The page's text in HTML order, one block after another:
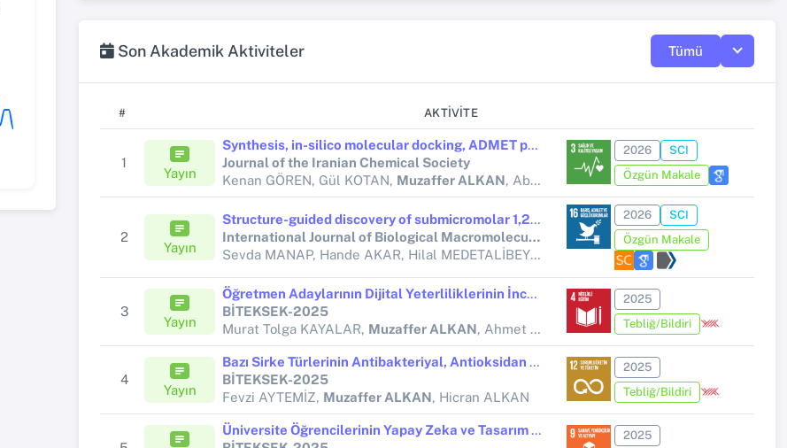
Son Akademik Aktiviteler Tümü
# AKTIVITE
1
Yayın
Synthesis, in-silico molecular docking, ADMET profiling and DFT-based characterization of 3-phenyl-4-(2-acetoxy-3-methoxybenzylideneamino)-4,5-dihydro-1H-1 ...
Journal of the Iranian Chemical Society
Kenan GÖREN, Gül KOTAN, Muzaffer ALKAN, Abdurrahman GÜRBÜZ, Sevda MANAP, Haydar YÜKSEK
2026
SCI
Özgün Makale
2
Yayın
Structure-guided discovery of submicromolar 1,2,4-triazole–Schiff-base inhibitors of glutathione reductase
International Journal of Biological Macromolecules
Sevda MANAP, Hande AKAR, Hilal MEDETALİBEYOĞLU, Abdurrahman ATALAY, Zehra CAN, Yakup KARA, Muzaffer ALKAN,
2026
SCI
Özgün Makale
3
Yayın
Öğretmen Adaylarının Dijital Yeterliliklerinin İncelenmesi
BİTEKSEK-2025
Murat Tolga KAYALAR, Muzaffer ALKAN, Ahmet Hamdi ALKAN
2025
Tebliğ/Bildiri
4
Yayın
Bazı Sirke Türlerinin Antibakteriyal, Antioksidan ve Asitlik Değerlerinin İncelenmesi
BİTEKSEK-2025
Fevzi AYTEMİZ, Muzaffer ALKAN, Hicran ALKAN
2025
Tebliğ/Bildiri
Üniversite Öğrencilerinin Yapay Zeka ve Tasarım Yetkinliklerinin Geliştirilmesi
2025